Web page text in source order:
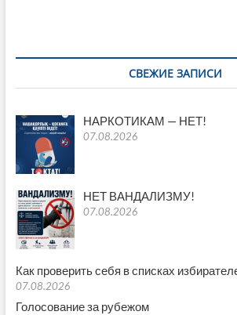
СВЕЖИЕ ЗАПИСИ
НАРКОТИКАМ — НЕТ!
07.08.2026
НЕТ ВАНДАЛИЗМУ!
07.08.2026
Как проверить себя в списках
07.08.2026
Голосование за рубежом